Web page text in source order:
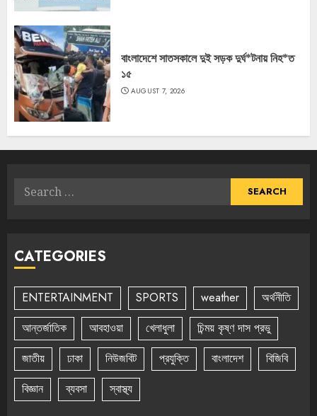
বাংলাদেশে সাতসকালে দুই সড়ক দুর্ঘ*টনায় নিহ*ত
১৫
AUGUST 7, 2026
Search
CATEGORIES
ENTERTAINMENT SPORTS weather
অর্থনীতি
আন্তর্জাতিক
আবহাওয়া খেলাধুলা
চিন্ময় কৃষ্ণ দাস প্রভু
জাতীয়
ঢাকা নিউজবিট প্রযুক্তি বাংলাদেশ
বিজিবি
বিজ্ঞান
ব্যবসা স্বাস্থ্য